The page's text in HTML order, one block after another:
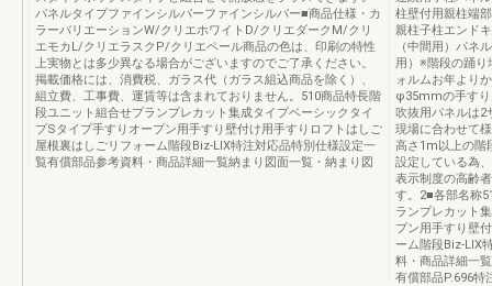
パネルタイプファインシルバーファインシルバー■商品仕様・カ
ラーバリエーションW/クリエホワイトD/クリエダークM/クリ
エモカL/クリエラスクP/クリエペール商品の色は、印刷の特性
上実物とは多少異なる場合がございますのでご了承ください。
掲載価格には、消費税、ガラス代（ガラス組込商品を除く）、
組立費、工事費、運賃等は含まれておりません。510商品特長階
段ユニット組合せプランプレカット集成タイプベーシックタイ
プSタイプ手すりオープン用手すり壁付け用手すりロフトはしご
屋根裏はしごリフォーム階段Biz-LIX特注対応品特別仕様設定一
覧有償部品参考資料・商品詳細一覧納まり図面一覧・納まり図
柱壁付用親柱端
親柱子柱エンド
（中間用）パネ
用）※階段の踊
ォルムお年より
φ35mmの手すり
吹抜用パネルは2
現場に合わせて
高さ1m以上の階
設定している為
表示制度の高齢
す。2■各部名称
ランプレカット
プン用手すり壁
ーム階段Biz-LIX
料・商品詳細一
有償部品P.696特